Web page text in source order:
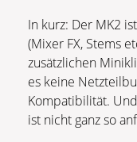
In kurz: Der MK2
(Mixer FX, Stems
zusätzlichen
es keine
Kompatibilität.
ist nicht ganz so